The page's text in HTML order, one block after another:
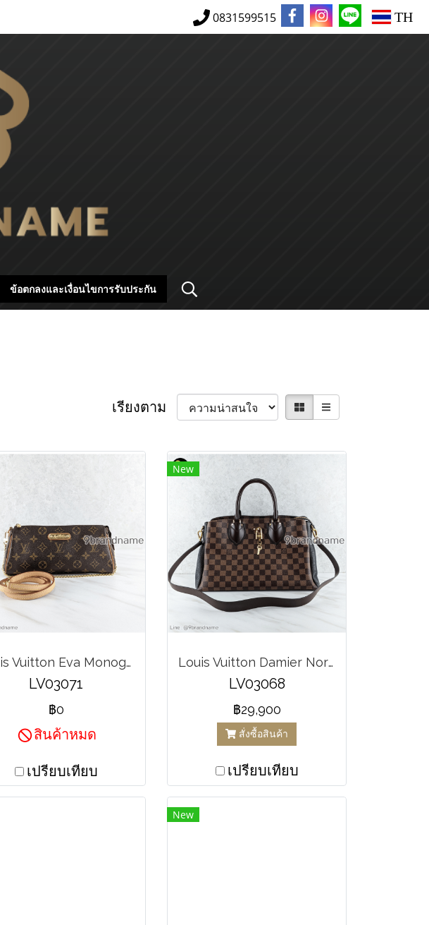
0831599515 TH
ข้อตกลงและเงื่อนไขการรับประกัน
เรียงตาม
Louis Vuitton Eva Monogram Pochette Canvas
LV03071
฿0
สินค้าหมด
เปรียบเทียบ
New
Louis Vuitton Damier Normandy 2way Shoulder Tote Handbag
LV03068
฿29,900
สั่งซื้อสินค้า
เปรียบเทียบ
New